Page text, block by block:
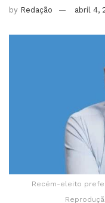
by Redação abril 4,
Recém-eleito